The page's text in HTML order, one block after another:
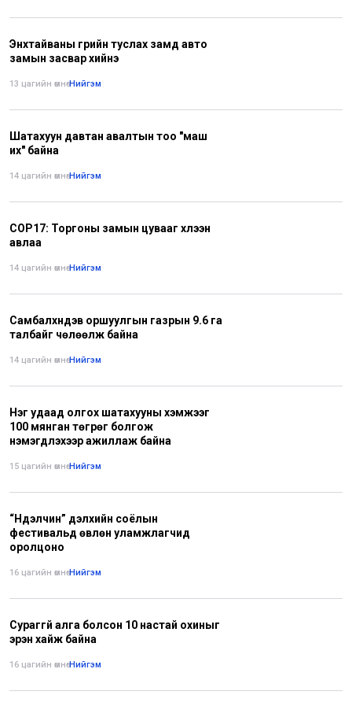
Энхтайваны гүүрийн туслах замд авто
замын засвар хийнэ
13 цагийн өмнө•Нийгэм
Шатахуун давтан авалтын тоо "маш
их" байна
14 цагийн өмнө•Нийгэм
COP17: Торгоны замын цувааг хүлээн
авлаа
14 цагийн өмнө•Нийгэм
Самбалхүндэв оршуулгын газрын 9.6 га
талбайг чөлөөлж байна
14 цагийн өмнө•Нийгэм
Нэг удаад олгох шатахууны хэмжээг
100 мянган төгрөг болгож
нэмэгдүүлэхээр ажиллаж байна
15 цагийн өмнө•Нийгэм
“Нүүдэлчин” дэлхийн соёлын
фестивальд өвлөн уламжлагчид
оролцоно
16 цагийн өмнө•Нийгэм
Сураггүй алга болсон 10 настай охиныг
эрэн хайж байна
16 цагийн өмнө•Нийгэм